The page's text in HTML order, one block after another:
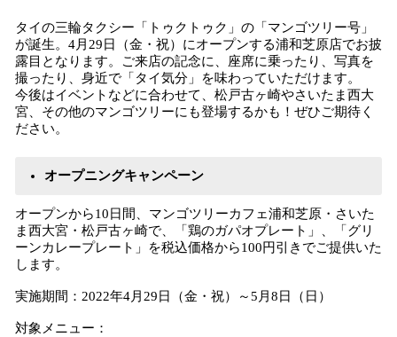
タイの三輪タクシー「トゥクトゥク」の「マンゴツリー号」
が誕生。4月29日（金・祝）にオープンする浦和芝原店でお披
露目となります。ご来店の記念に、座席に乗ったり、写真を
撮ったり、身近で「タイ気分」を味わっていただけます。
今後はイベントなどに合わせて、松戸古ヶ崎やさいたま西大
宮、その他のマンゴツリーにも登場するかも！ぜひご期待く
ださい。
オープニングキャンペーン
オープンから10日間、マンゴツリーカフェ浦和芝原・さいた
ま西大宮・松戸古ヶ崎で、「鶏のガパオプレート」、「グリ
ーンカレープレート」を税込価格から100円引きでご提供いた
します。
実施期間：2022年4月29日（金・祝）～5月8日（日）
対象メニュー：